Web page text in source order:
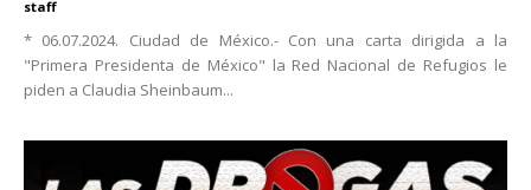
staff
* 06.07.2024. Ciudad de México.- Con una carta dirigida a la
"Primera Presidenta de México" la Red Nacional de Refugios le
piden a Claudia Sheinbaum...